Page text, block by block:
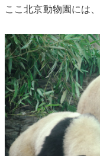
ここ北京動物園には